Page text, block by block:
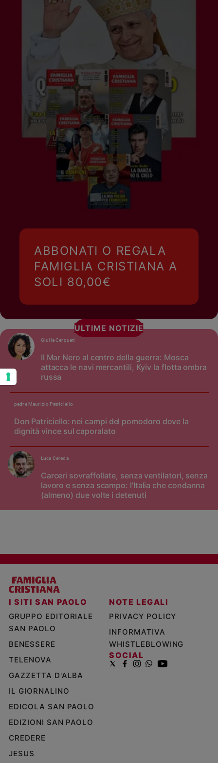
ABBONATI O REGALA
FAMIGLIA CRISTIANA A
SOLI 80,00€
ULTIME NOTIZIE
Il Mar Nero al centro della guerra: Mosca
attacca le navi mercantili, Kyiv la flotta ombra
russa
Giulia Cerqueti
Don Patriciello: nei campi del pomodoro dove la
dignità vince sul caporalato
padre Maurizio Patriciello
Carceri sovraffollate, senza ventilatori, senza
lavoro e senza scampo: l'Italia che condanna
(almeno) due volte i detenuti
Luca Cereda
I SITI SAN PAOLO
GRUPPO EDITORIALE
SAN PAOLO
BENESSERE
TELENOVA
GAZZETTA D'ALBA
IL GIORNALINO
EDICOLA SAN PAOLO
EDIZIONI SAN PAOLO
CREDERE
JESUS
NOTE LEGALI
PRIVACY POLICY
INFORMATIVA
WHISTLEBLOWING
SOCIAL